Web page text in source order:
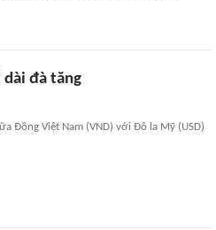
dài đà tăng
Đồng Việt Nam (VND) với Đô la Mỹ (USD)